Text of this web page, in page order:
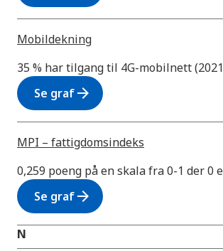
Mobildekning
35 % har tilgang til 4G-mobilnett
Se grafarrow_forward
MPI – fattigdomsindeks
0,259 poeng på en skala fra 0-1 der 0
Se grafarrow_forward
N